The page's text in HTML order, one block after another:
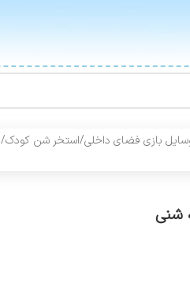
بازی فضای داخلی/استخر شن کودک/
شنی